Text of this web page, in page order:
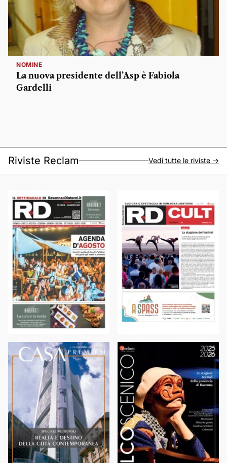
NOMINE
La nuova presidente dell’Asp è Fabiola
Gardelli
Riviste Reclam Vedi tutte le riviste ->